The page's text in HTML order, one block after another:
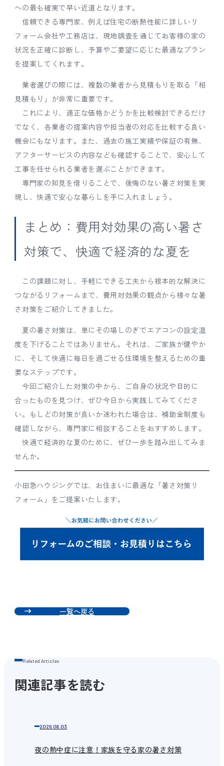
への最も確実で早い近道となります。
信頼できる専門家、例えば住宅の断熱性能に詳しいリ
フォーム会社や工務店は、現地調査を通じてお客様の家の
状況を正確に診断し、予算やご要望に応じた最適なプラン
を提案してくれます。
業者選びの際には、複数の業者から見積もりを取る「相
見積もり」が非常に重要です。
これにより、適正な価格かどうかを比較検討できるだけ
でなく、各業者の提案内容や担当者の対応を比較する良い
機会にもなります。また、過去の施工実績や保証の有無、
アフターサービスの内容なども確認することで、安心して
工事を任せられる業者を選ぶことができます。
専門家の知見を借りることで、後悔のない暑さ対策を実
現し、快適で安心な暮らしを手に入れましょう。
まとめ：費用対効果の高い暑さ
対策で、快適で経済的な夏を
この課題に対し、手軽にできる工夫から根本的な解決に
つながるリフォームまで、費用対効果の観点から様々な暑
さ対策をご紹介してきました。
夏の暑さ対策は、単にその場しのぎでエアコンの設定温
度を下げることではありません。それは、ご家族が健やか
に、そして快適に毎日を過ごせる住環境を整えるための重
要なステップです。
今回ご紹介した対策の中から、ご自身の状況や目的に
合ったものを見つけ、ぜひ今日から実践してみてくださ
い。もしどの対策が良いか迷われた場合は、補助金制度も
確認しながら、専門家に相談することをおすすめします。
快適で経済的な夏のために、ぜひ一歩を踏み出してみま
せんか。
小田急ハウジングでは、お住まいに最適な「暑さ対策リ
フォーム」をご提案いたします。
一覧へ戻る
関連記事を読む
2026.08.03
夜の熱中症に注意！家族を守る家の暑さ対策